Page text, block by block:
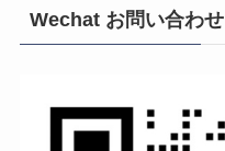
Wechat お問い合わせ